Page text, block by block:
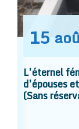
15
L’éternel
d’épouses
(Sans